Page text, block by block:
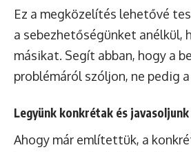
Ez a megközelítés lehetővé
a sebezhetőségünket anélkül,
másikat. Segít abban, hogy a
problémáról szóljon, ne pedig
Legyünk konkrétak és
Ahogy már említettük, a